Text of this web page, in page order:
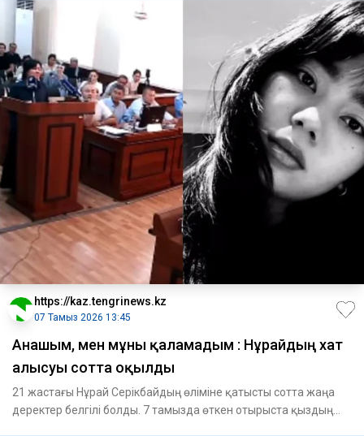
https://kaz.tengrinews.kz
07 Тамыз 2026 13:45
Анашым, мен мұны қаламадым : Нұрайдың хат
алысуы сотта оқылды
21 жастағы Нұрай Серікбайдың өліміне қатысты сотта жаңа
деректер белгілі болды. 7 тамызда өткен отырыста қыздың